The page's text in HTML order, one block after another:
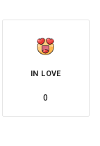
IN LOVE
0